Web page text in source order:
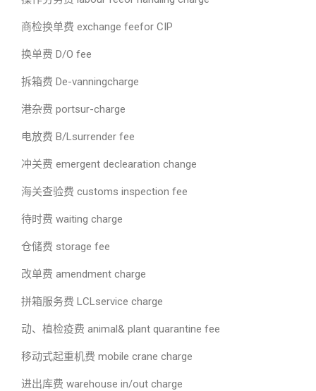
商检换单费 exchange feefor CIP
换单费 D/O fee
拆箱费 De-vanningcharge
港杂费 portsur-charge
电放费 B/Lsurrender fee
冲关费 emergent declearation change
海关查验费 customs inspection fee
待时费 waiting charge
仓储费 storage fee
改单费 amendment charge
拼箱服务费 LCLservice charge
动、植检疫费 animal& plant quarantine fee
移动式起重机费 mobile crane charge
进出库费 warehouse in/out charge